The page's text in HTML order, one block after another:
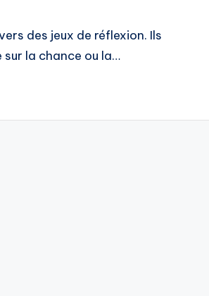
des jeux de réflexion. Ils
sur la chance ou la…